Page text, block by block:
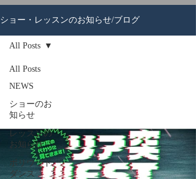
ショー・レッスンのお知らせ/ブログ
All Posts
NEWS
ショーのお
知らせ
レッスンの
お知らせ
ボリウッド
ダンス
All Posts